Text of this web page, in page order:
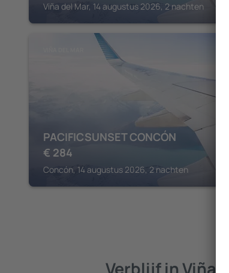
Viña del Mar, 14 augustus 2026, 2 nachten
PACIFICSUNSET CONCÓN
€ 284
Concón, 14 augustus 2026, 2 nachten
Verblijf in Viña